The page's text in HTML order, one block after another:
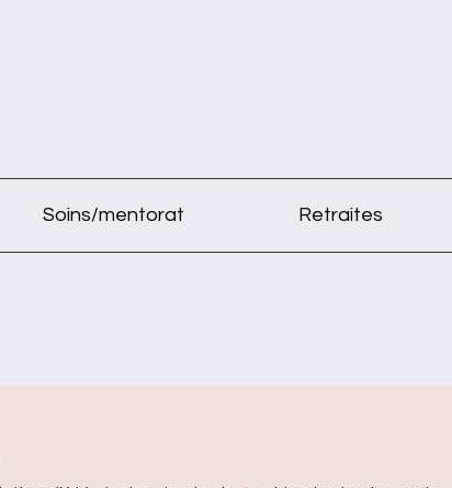
Soins/mentorat Retraites